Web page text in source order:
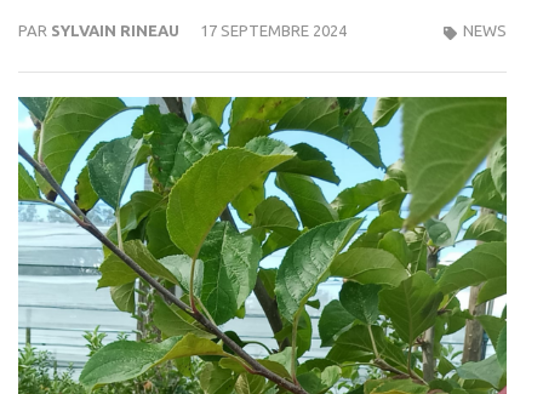
PAR SYLVAIN RINEAU 17 SEPTEMBRE 2024 NEWS